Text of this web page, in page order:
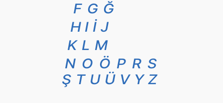
F G Ğ
H I İ J
K L M
N O Ö P R S
Ş T U Ü V Y Z